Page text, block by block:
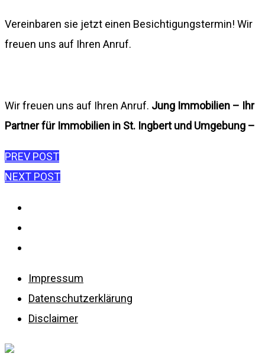
Vereinbaren sie jetzt einen Besichtigungstermin! Wir
freuen uns auf Ihren Anruf.
Wir freuen uns auf Ihren Anruf. Jung Immobilien – Ihr
Partner für Immobilien in St. Ingbert und Umgebung –
Beitragsnavigation
PREV POST
NEXT POST
Impressum
Datenschutzerklärung
Disclaimer